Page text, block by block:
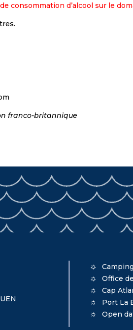
consommation d’alcool sur le
franco-britannique
Office
Cap
Port La
Open